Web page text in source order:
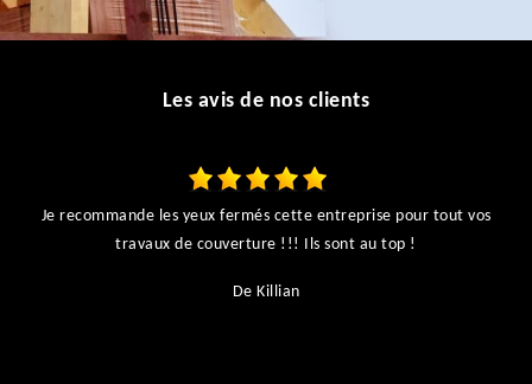
Les avis de nos clients
Je recommande les yeux fermés cette entreprise pour tout vos
travaux de couverture !!! Ils sont au top !
De Killian